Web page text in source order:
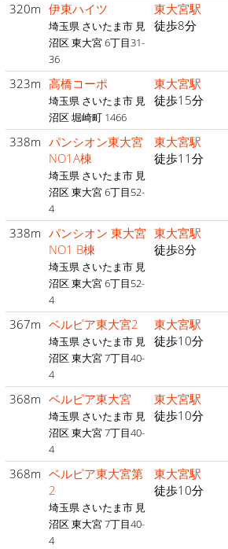
320m 伊東ハイツ
埼玉県 さいたま市 見
沼区 東大宮 6丁目31-
36
東大宮駅
徒歩8分
323m 高橋コーポ
埼玉県 さいたま市 見
沼区 堀崎町 1466
東大宮駅
徒歩15分
338m パンシオン東大宮
NO1A棟
埼玉県 さいたま市 見
沼区 東大宮 6丁目52-
4
東大宮駅
徒歩11分
338m パンシオン 東大宮
NO1 B棟
埼玉県 さいたま市 見
沼区 東大宮 6丁目52-
4
東大宮駅
徒歩8分
367m ベルピア東大宮2
埼玉県 さいたま市 見
沼区 東大宮 7丁目40-
4
東大宮駅
徒歩10分
368m ベルピア東大宮
埼玉県 さいたま市 見
沼区 東大宮 7丁目40-
4
東大宮駅
徒歩10分
368m ベルピア東大宮第
2
埼玉県 さいたま市 見
沼区 東大宮 7丁目40-
4
東大宮駅
徒歩10分